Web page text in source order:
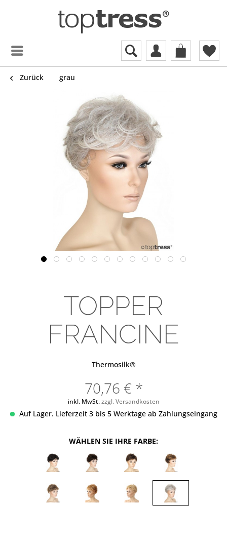
Zurück grau
TOPPER
FRANCINE
Thermosilk®
70,76 € *
inkl. MwSt.zzgl. Versandkosten
Auf Lager. Lieferzeit 3 bis 5 Werktage ab Zahlungseingang
WÄHLEN SIE IHRE FARBE: